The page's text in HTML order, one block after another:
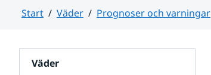
Start Väder Prognoser och varningar
Väder
för
varningar